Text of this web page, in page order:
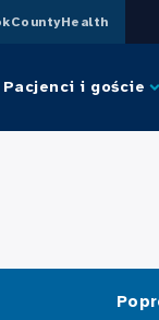
Pacjenci i goście